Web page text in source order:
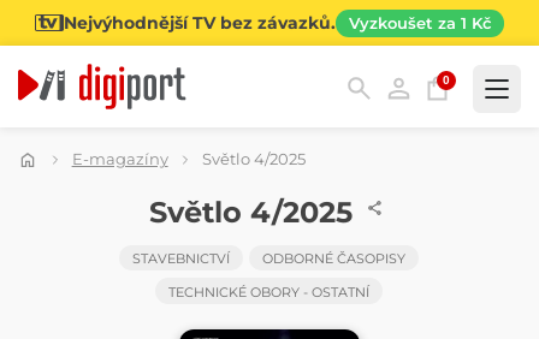
Nejvýhodnější TV bez závazků. Vyzkoušet za 1 Kč
0
Kategorie
E-magazíny Světlo 4/2025
Světlo 4/2025
STAVEBNICTVÍ
ODBORNÉ ČASOPISY
TECHNICKÉ OBORY - OSTATNÍ